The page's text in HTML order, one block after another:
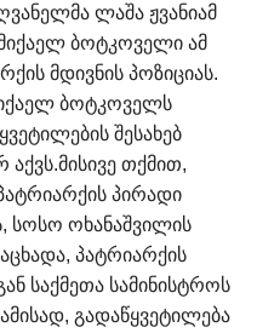
ლაშა ჟვანიამ
ბოტკოველი ამ
მდივნის პოზიციას.
ბოტკოველს
შესახებ
აქვს.მისივე თქმით,
პირადი
სოსო ოხანაშვილის
პატრიარქის
საქმეთა სამინისტროს
გადაწყვეტილება